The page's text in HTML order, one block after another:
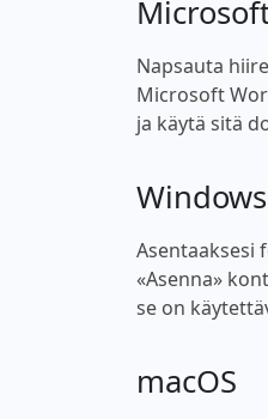
Napsauta
Microsoft
ja käytä sitä
Windows
Asentaaksesi
«Asenna»
se on
macOS